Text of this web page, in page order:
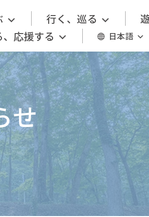
行く、巡る
応援する
日本語
せ